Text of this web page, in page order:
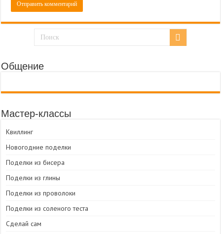
Общение
Мастер-классы
Квиллинг
Новогодние поделки
Поделки из бисера
Поделки из глины
Поделки из проволоки
Поделки из соленого теста
Сделай сам